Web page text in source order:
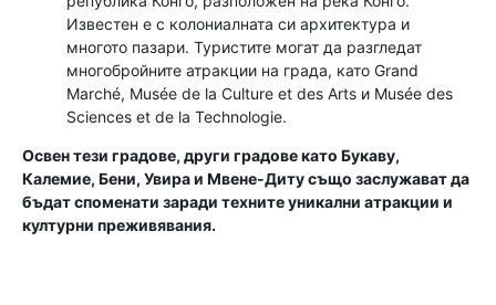
Известен е с колониалната си архитектура и
многото пазари. Туристите могат да разгледат
многобройните атракции на града, като Grand
Marché, Musée de la Culture et des Arts и Musée des
Sciences et de la Technologie.
Освен тези градове, други градове като Букаву,
Калемие, Бени, Увира и Мвене-Диту също заслужават да
бъдат споменати заради техните уникални атракции и
културни преживявания.